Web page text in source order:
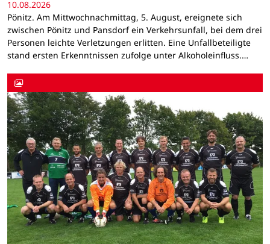
10.08.2026
Pönitz. Am Mittwochnachmittag, 5. August, ereignete sich
zwischen Pönitz und Pansdorf ein Verkehrsunfall, bei dem drei
Personen leichte Verletzungen erlitten. Eine Unfallbeteiligte
stand ersten Erkenntnissen zufolge unter Alkoholeinfluss.…